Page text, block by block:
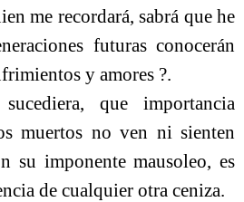
me recordará, sabrá que he
futuras conocerán
y amores ?.
que importancia
muertos no ven ni sienten
su imponente mausoleo, es
de cualquier otra ceniza.